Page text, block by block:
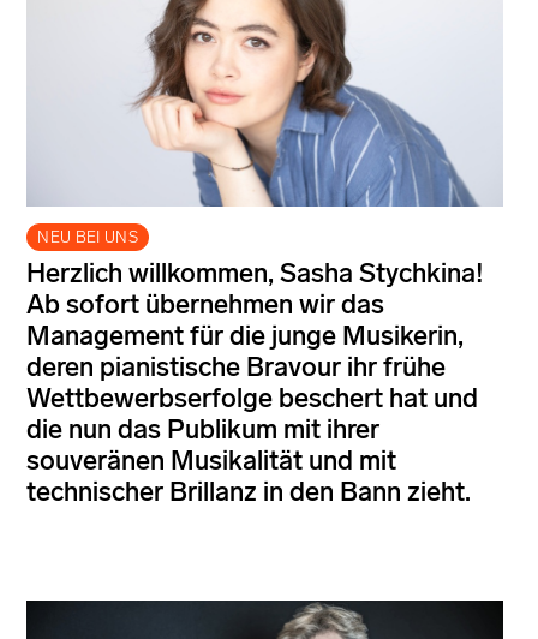
NEU BEI UNS
Herzlich willkommen, Sasha Stychkina!
Ab sofort übernehmen wir das
Management für die junge Musikerin,
deren pianistische Bravour ihr frühe
Wettbewerbserfolge beschert hat und
die nun das Publikum mit ihrer
souveränen Musikalität und mit
technischer Brillanz in den Bann zieht.